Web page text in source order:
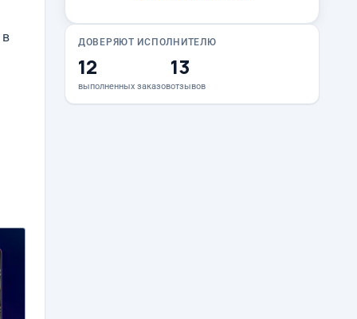
в ДОВЕРЯЮТ ИСПОЛНИТЕЛЮ
12
выполненных заказов
13
отзывов